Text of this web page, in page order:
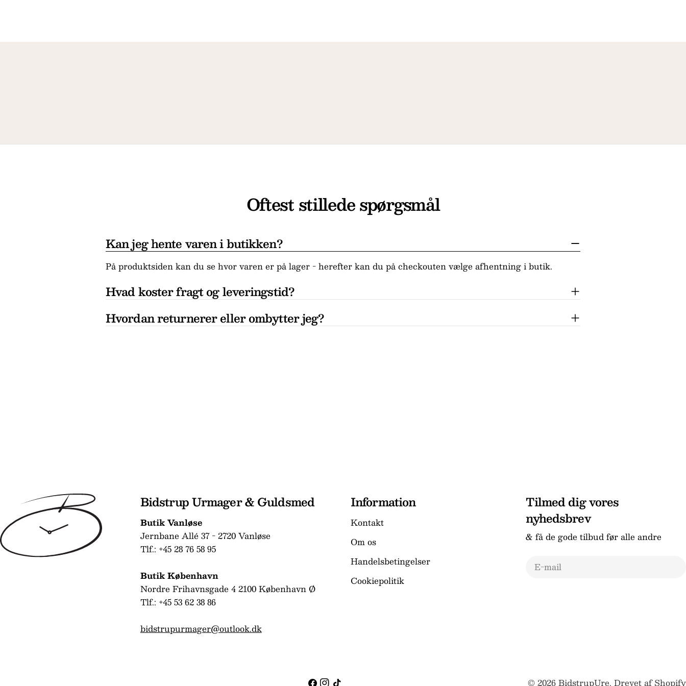
Oftest stillede spørgsmål
Kan jeg hente varen i butikken?
På produktsiden kan du se hvor varen er på lager - herefter kan du på checkouten vælge afhentning i butik.
Hvad koster fragt og leveringstid?
Hvordan returnerer eller ombytter jeg?
Bidstrup Urmager & Guldsmed
Butik Vanløse
Jernbane Allé 37 - 2720 Vanløse
Tlf.: +45 28 76 58 95
Butik København
Nordre Frihavnsgade 4 2100 København Ø
Tlf.: +45 53 62 38 86
bidstrupurmager@outlook.dk
Information
Kontakt
Om os
Handelsbetingelser
Cookiepolitik
Tilmed dig vores
nyhedsbrev
& få de gode tilbud før alle andre
E-
Facebook
Instagram
TikTok © 2026BidstrupUre. Drevet af Shopify